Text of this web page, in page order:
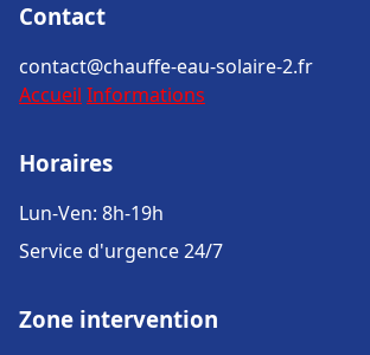
Contact
contact@chauffe-eau-solaire-2.fr
Accueil Informations
Horaires
Lun-Ven: 8h-19h
Service d'urgence 24/7
Zone intervention